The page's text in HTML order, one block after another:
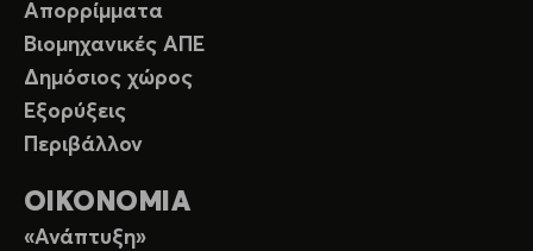
Απορρίμματα
Βιομηχανικές ΑΠΕ
Δημόσιος χώρος
Εξορύξεις
Περιβάλλον
ΟΙΚΟΝΟΜΙΑ
«Ανάπτυξη»